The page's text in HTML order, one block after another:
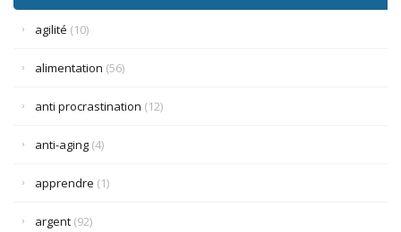
agilité (10)
alimentation (56)
anti procrastination (12)
anti-aging (4)
apprendre (1)
argent (92)